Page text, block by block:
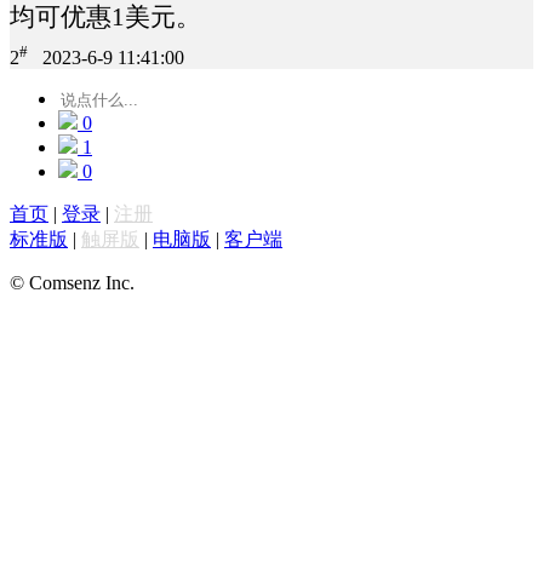
均可优惠1美元。
2# 2023-6-9 11:41:00
0
1
0
首页 | 登录 | 注册
标准版 | 触屏版 | 电脑版 | 客户端
© Comsenz Inc.